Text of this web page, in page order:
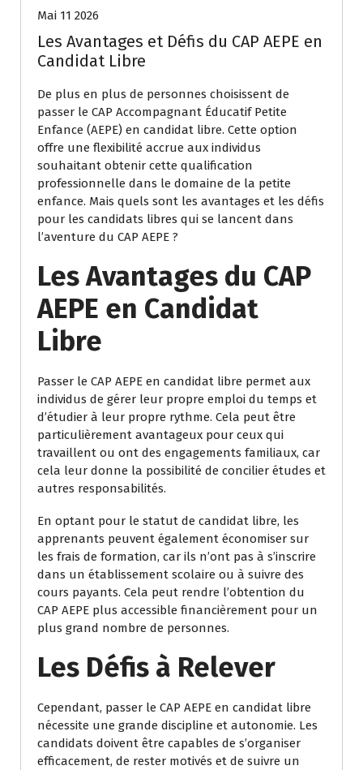
Mai 11 2026
Les Avantages et Défis du CAP AEPE en
Candidat Libre
De plus en plus de personnes choisissent de
passer le CAP Accompagnant Éducatif Petite
Enfance (AEPE) en candidat libre. Cette option
offre une flexibilité accrue aux individus
souhaitant obtenir cette qualification
professionnelle dans le domaine de la petite
enfance. Mais quels sont les avantages et les défis
pour les candidats libres qui se lancent dans
l’aventure du CAP AEPE ?
Les Avantages du CAP
AEPE en Candidat
Libre
Passer le CAP AEPE en candidat libre permet aux
individus de gérer leur propre emploi du temps et
d’étudier à leur propre rythme. Cela peut être
particulièrement avantageux pour ceux qui
travaillent ou ont des engagements familiaux, car
cela leur donne la possibilité de concilier études et
autres responsabilités.
En optant pour le statut de candidat libre, les
apprenants peuvent également économiser sur
les frais de formation, car ils n’ont pas à s’inscrire
dans un établissement scolaire ou à suivre des
cours payants. Cela peut rendre l’obtention du
CAP AEPE plus accessible financièrement pour un
plus grand nombre de personnes.
Les Défis à Relever
Cependant, passer le CAP AEPE en candidat libre
nécessite une grande discipline et autonomie. Les
candidats doivent être capables de s’organiser
efficacement, de rester motivés et de suivre un